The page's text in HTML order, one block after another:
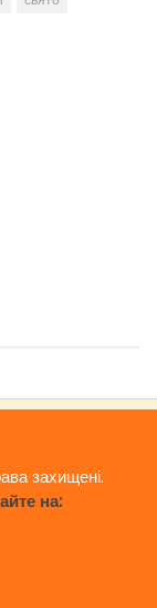
захищені.
на: